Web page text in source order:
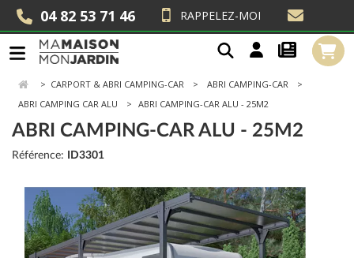
04 82 53 71 46 RAPPELEZ-MOI
> CARPORT & ABRI CAMPING-CAR
ABRI CAMPING-CAR
ABRI CAMPING CAR ALU
ABRI CAMPING-CAR ALU - 25M2
ABRI CAMPING-CAR ALU - 25M2
Référence: ID3301